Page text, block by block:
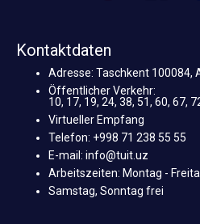
Kontaktdaten
Adresse: Taschkent 100084,
Öffentlicher Verkehr:
10, 17, 19, 24, 38, 51, 60, 67,
Virtueller Empfang
Telefon: +998 71 238 55 55
E-mail: info@tuit.uz
Arbeitszeiten: Montag -
Samstag, Sonntag frei